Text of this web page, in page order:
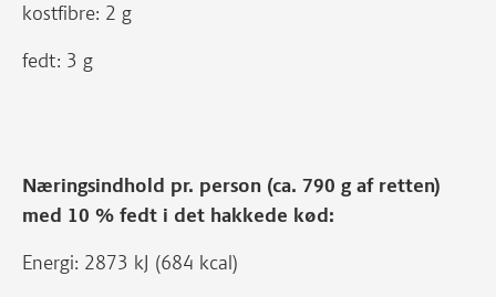
kostfibre: 2 g
fedt: 3 g
Næringsindhold pr. person (ca. 790 g af retten)
med 10 % fedt i det hakkede kød:
Energi: 2873 kJ (684 kcal)